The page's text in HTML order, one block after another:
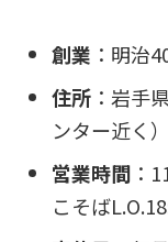
創業 ：明治
住所 ：岩手
ンター近く）
営業時間 ：
こそば